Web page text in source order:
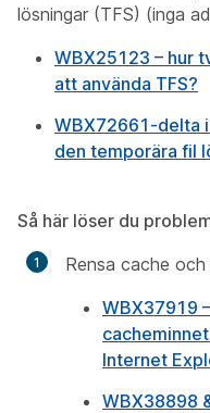
lösningar (TFS) (inga
WBX25123 – hur
att använda TFS?
WBX72661-delta
den temporära fil
Så här löser du
Rensa cache
WBX37919
Internet
WBX38898